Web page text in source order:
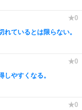
ているとは限らない。
やすくなる。